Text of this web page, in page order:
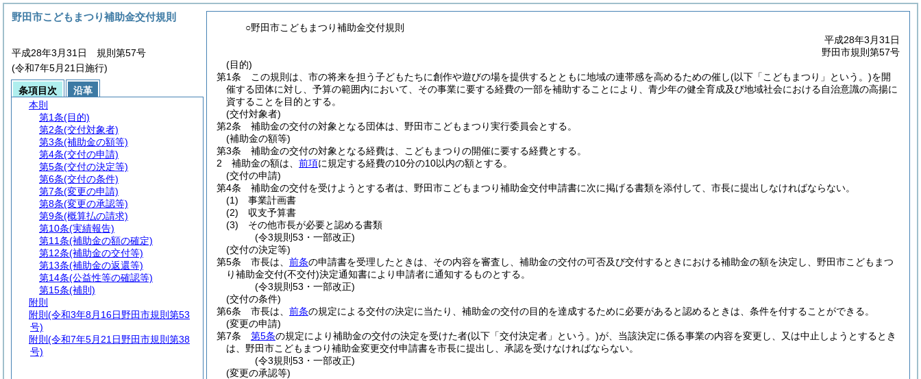
○野田市こどもまつり補助金交付規則
平成28年3月31日
野田市規則第57号
(目的)
第1条
この規則は、市の将来を担う子どもたちに創作や遊びの場を提供するとともに地域の連帯感を高めるための催し(以下「こどもまつり」という。)を開
催する団体に対し、予算の範囲内において、その事業に要する経費の一部を補助することにより、青少年の健全育成及び地域社会における自治意識の高揚に
資することを目的とする。
(交付対象者)
第2条
補助金の交付の対象となる団体は、野田市こどもまつり実行委員会とする。
(補助金の額等)
第3条
補助金の交付の対象となる経費は、こどもまつりの開催に要する経費とする。
2
補助金の額は、 前項に規定する経費の10分の10以内の額とする。
(交付の申請)
第4条
補助金の交付を受けようとする者は、野田市こどもまつり補助金交付申請書に次に掲げる書類を添付して、市長に提出しなければならない。
(1)
事業計画書
(2)
収支予算書
(3)
その他市長が必要と認める書類
(令3規則53・一部改正)
(交付の決定等)
第5条
市長は、 前条の申請書を受理したときは、その内容を審査し、補助金の交付の可否及び交付するときにおける補助金の額を決定し、野田市こどもまつ
り補助金交付(不交付)決定通知書により申請者に通知するものとする。
(令3規則53・一部改正)
(交付の条件)
第6条
市長は、 前条の規定による交付の決定に当たり、補助金の交付の目的を達成するために必要があると認めるときは、条件を付することができる。
(変更の申請)
第7条
第5条の規定により補助金の交付の決定を受けた者(以下「交付決定者」という。)が、当該決定に係る事業の内容を変更し、又は中止しようとするとき
は、野田市こどもまつり補助金変更交付申請書を市長に提出し、承認を受けなければならない。
(令3規則53・一部改正)
(変更の承認等)
野田市こどもまつり補助金交付規則
平成28年3月31日 規則第57号
(令和7年5月21日施行)
条項目次
沿革
本則
第1条(目的)
第2条(交付対象者)
第3条(補助金の額等)
第4条(交付の申請)
第5条(交付の決定等)
第6条(交付の条件)
第7条(変更の申請)
第8条(変更の承認等)
第9条(概算払の請求)
第10条(実績報告)
第11条(補助金の額の確定)
第12条(補助金の交付等)
第13条(補助金の返還等)
第14条(公益性等の確認等)
第15条(補則)
附則
附則 (令和3年8月16日野田市規則第53
号)
附則 (令和7年5月21日野田市規則第38
号)